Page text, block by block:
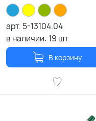
арт. 5-13104.04
в наличии: 19 шт.
В корзину